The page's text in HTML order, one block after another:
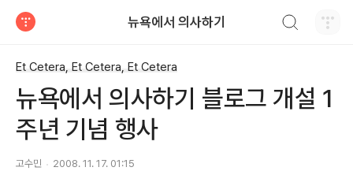
뉴욕에서 의사하기
Et Cetera, Et Cetera, Et Cetera
뉴욕에서 의사하기 블로그 개설 1
주년 기념 행사
고수민 2008. 11. 17. 01:15